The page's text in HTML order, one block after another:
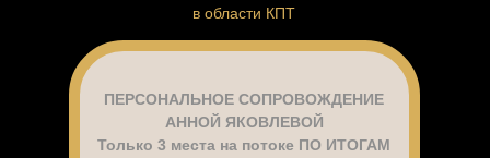
ПЕРСОНАЛЬНОЕ СОПРОВОЖДЕНИЕ
АННОЙ ЯКОВЛЕВОЙ
Только 3 места на потоке ПО ИТОГАМ
в области КПТ